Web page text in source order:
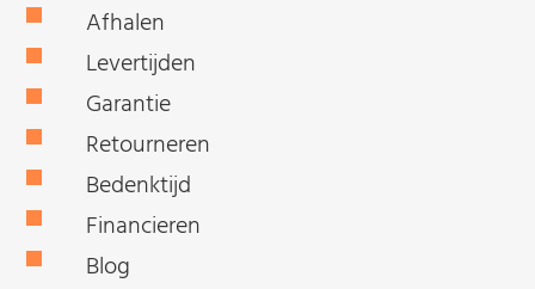
Afhalen
Levertijden
Garantie
Retourneren
Bedenktijd
Financieren
Blog